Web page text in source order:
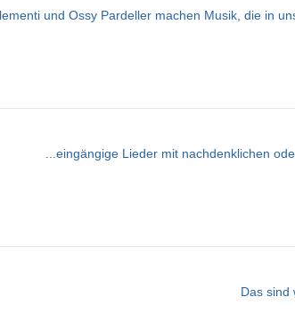
und Ossy Pardeller machen Musik, die in
...eingängige Lieder mit nachdenklichen
Das sind